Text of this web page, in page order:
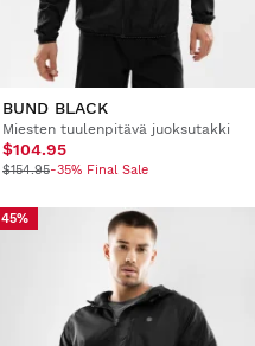
BUND BLACK
Miesten tuulenpitävä juoksutakki
$104.95
$154.95-35% Final Sale
45%